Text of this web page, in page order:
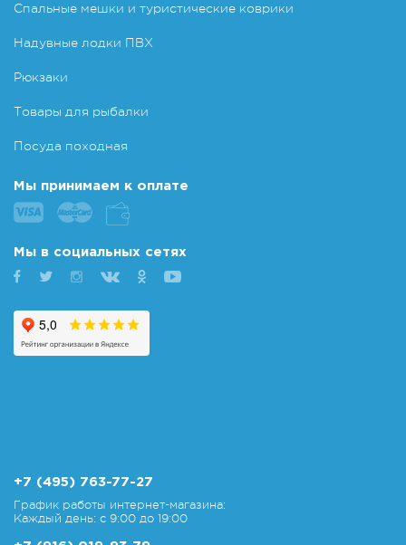
Спальные мешки и туристические коврики
Надувные лодки ПВХ
Рюкзаки
Товары для рыбалки
Посуда походная
Мы принимаем к оплате
Мы в социальных сетях
+7 (495) 763-77-27
График работы интернет-магазина:
Каждый день: с 9:00 до 19:00